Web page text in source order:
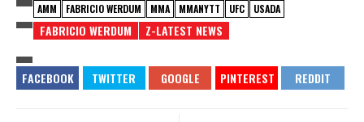
AMM FABRICIO WERDUM MMA MMANYTT UFC USADA
FABRICIO WERDUM Z-LATEST NEWS